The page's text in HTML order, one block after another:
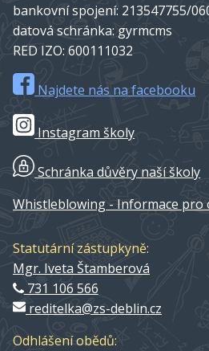
bankovní spojení: 213547755/
datová schránka: gyrmcms
RED IZO: 600111032
Najdete nás na facebooku
Instagram školy
Schránka důvěry naší školy
Whistleblowing - Informace pro
Statutární zástupkyně:
Mgr. Iveta Štamberová
731 106 566
reditelka@zs-deblin.cz
Odhlášení obědů: